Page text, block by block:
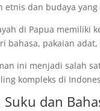
etnis dan budaya yang
di Papua memiliki
bahasa, pakaian
ini menjadi salah
kompleks di
Suku dan